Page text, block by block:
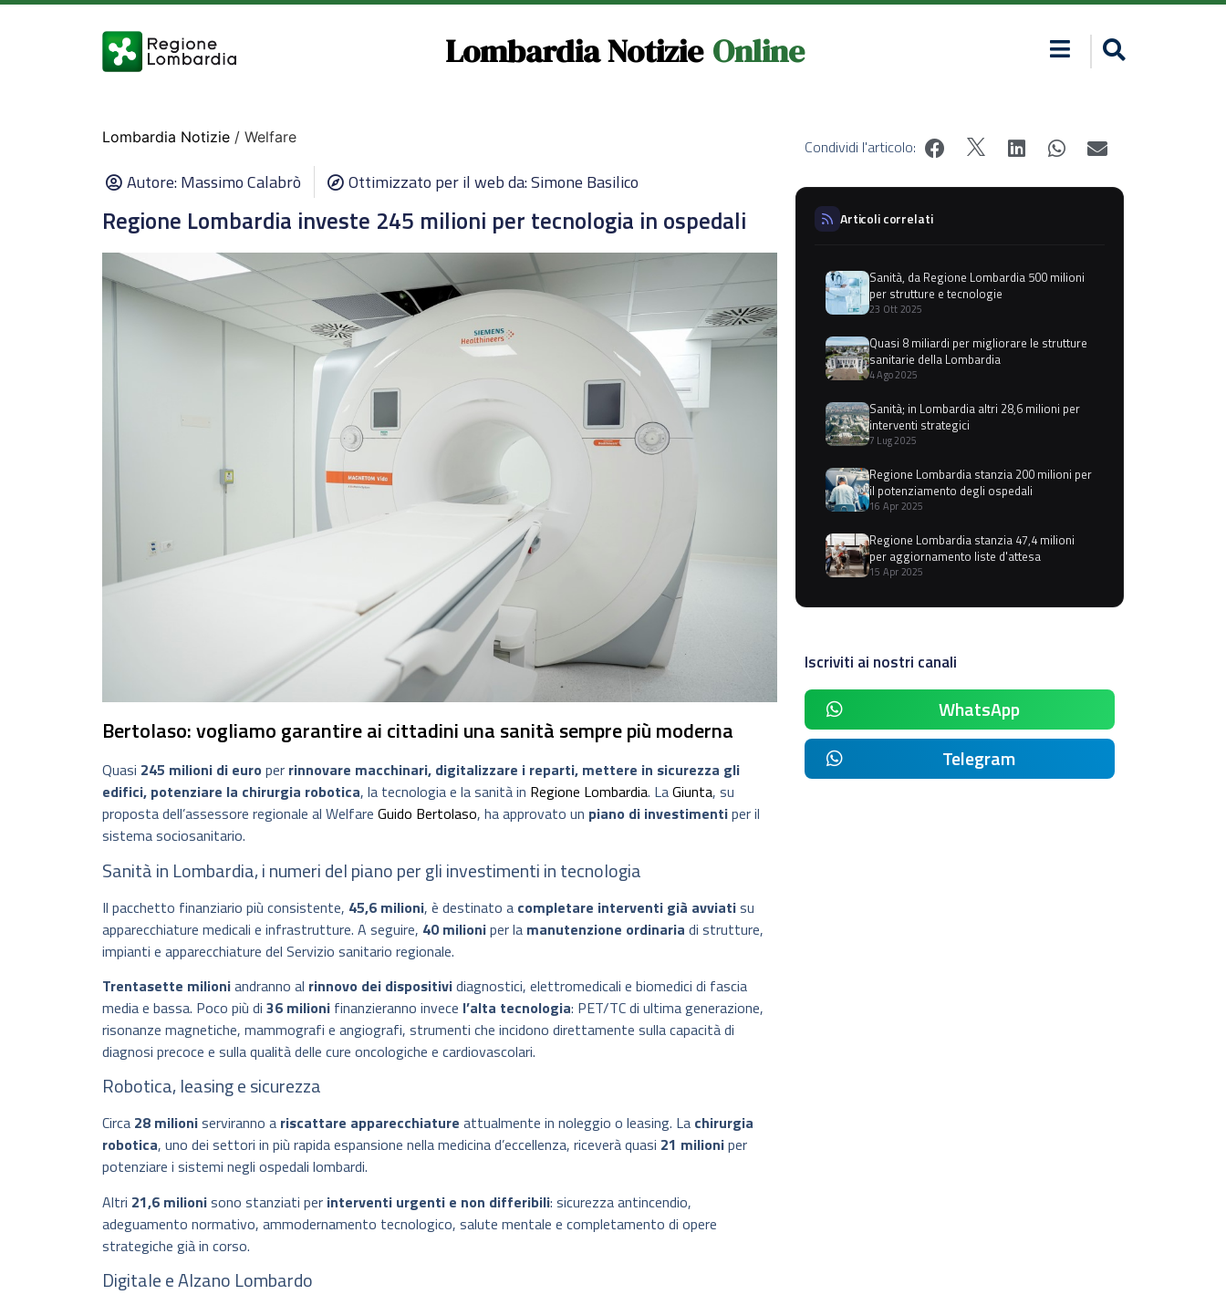
Lombardia Notizie Online
Lombardia Notizie / Welfare
Autore:Massimo Calabrò Ottimizzato per il web da: Simone Basilico
Regione Lombardia investe 245 milioni per tecnologia in ospedali
Bertolaso: vogliamo garantire ai cittadini una sanità sempre più moderna
Quasi 245 milioni di euro per rinnovare macchinari, digitalizzare i reparti, mettere in sicurezza gli
edifici, potenziare la chirurgia robotica, la tecnologia e la sanità in Regione Lombardia. LaGiunta, su
proposta dell’assessore regionale al Welfare Guido Bertolaso, ha approvato un piano di investimentiper il
sistema sociosanitario.
Sanità in Lombardia, i numeri del piano per gli investimenti in tecnologia
Il pacchetto finanziario più consistente, 45,6 milioni, è destinato a completare interventi già avviatisu
apparecchiature medicali e infrastrutture. A seguire, 40 milioniper la manutenzione ordinaria di strutture,
impianti e apparecchiature del Servizio sanitario regionale.
Trentasette milioniandranno al rinnovo dei dispositividiagnostici, elettromedicali e biomedici di fascia
media e bassa. Poco più di 36 milioni finanzieranno invece l’alta tecnologia: PET/TC di ultima generazione,
risonanze magnetiche, mammografi e angiografi, strumenti che incidono direttamente sulla capacità di
diagnosi precoce e sulla qualità delle cure oncologiche e cardiovascolari.
Robotica, leasing e sicurezza
Circa 28 milioniserviranno a riscattare apparecchiature attualmente in noleggio o leasing. La chirurgia
robotica, uno dei settori in più rapida espansione nella medicina d’eccellenza, riceverà quasi 21 milioniper
potenziare i sistemi negli ospedali lombardi.
Altri 21,6 milionisono stanziati per interventi urgenti e non differibili: sicurezza antincendio,
adeguamento normativo, ammodernamento tecnologico, salute mentale e completamento di opere
strategiche già in corso.
Digitale e Alzano Lombardo
Condividi l'articolo:
Articoli correlati
Sanità, da Regione Lombardia 500 milioni
per strutture e tecnologie
23 Ott 2025
Quasi 8 miliardi per migliorare le strutture
sanitarie della Lombardia
4 Ago 2025
Sanità; in Lombardia altri 28,6 milioni per
interventi strategici
7 Lug 2025
Regione Lombardia stanzia 200 milioni per
il potenziamento degli ospedali
16 Apr 2025
Regione Lombardia stanzia 47,4 milioni
per aggiornamento liste d'attesa
15 Apr 2025
Iscriviti ai nostri canali
WhatsApp
Telegram